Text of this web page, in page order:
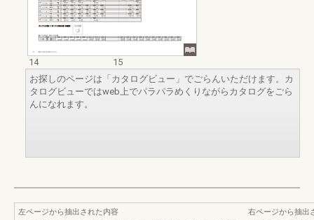
14
15
お探しのページは「カタログビュー」でごらんいただけます。カ
タログビューではweb上でパラパラめくりながらカタログをごら
んになれます。
左ページから抽出された内容
右ページから抽出